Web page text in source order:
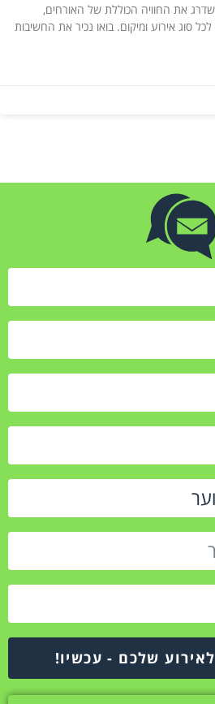
לשדרג את החוויה הכוללת של האורחים,
לכל סוג אירוע ומיקום. בואו נכיר את החשיבות
שלכם - עכשיו!